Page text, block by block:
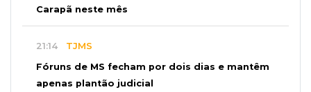
Carapã neste mês
21:14 TJMS
Fóruns de MS fecham por dois dias e mantêm
apenas plantão judicial